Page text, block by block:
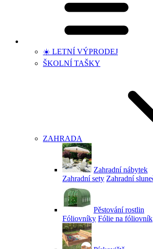
☀️ LETNÍ VÝPRODEJ
ŠKOLNÍ TAŠKY
ZAHRADA
Zahradní nábytek
Zahradní sety Zahradní
Pěstování rostlin
Fóliovníky Fólie na fóliovník